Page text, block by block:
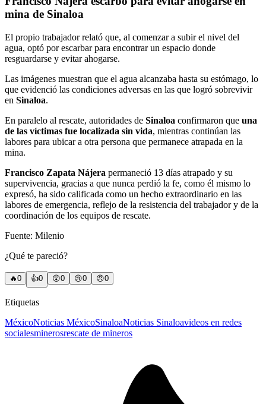
mina de Sinaloa
El propio trabajador relató que, al comenzar a subir el nivel del
agua, optó por escarbar para encontrar un espacio donde
resguardarse y evitar ahogarse.
Las imágenes muestran que el agua alcanzaba hasta su estómago, lo
que evidenció las condiciones adversas en las que logró sobrevivir
en Sinaloa.
En paralelo al rescate, autoridades de Sinaloa confirmaron que una
de las víctimas fue localizada sin vida, mientras continúan las
labores para ubicar a otra persona que permanece atrapada en la
mina.
Francisco Zapata Nájera permaneció 13 días atrapado y su
supervivencia, gracias a que nunca perdió la fe, como él mismo lo
expresó, ha sido calificada como un hecho extraordinario en las
labores de emergencia, reflejo de la resistencia del trabajador y de la
coordinación de los equipos de rescate.
Fuente: Milenio
¿Qué te pareció?
🔥0 👍0 😲0 😢0 😠0
Etiquetas
MéxicoNoticias MéxicoSinaloaNoticias Sinaloavideos en redes
socialesminerosrescate de mineros